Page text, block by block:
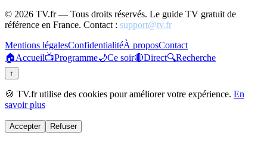
© 2026 TV.fr — Tous droits réservés. Le guide TV gratuit de
référence en France. Contact : support@tv.fr
Mentions légalesConfidentialitéÀ proposContact
🏠Accueil📺Programme🌙Ce soir🔴Direct🔍Recherche
↑
🍪 TV.fr utilise des cookies pour améliorer votre expérience. En
savoir plus
Accepter Refuser